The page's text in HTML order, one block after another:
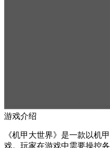
游戏介绍
《机甲大世界》是一款以机
戏。玩家在游戏中需要操控